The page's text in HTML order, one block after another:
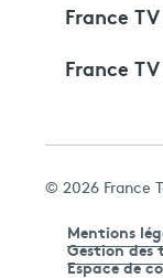
France
France
© 2026 France
Mentions
Gestion des
Espace de